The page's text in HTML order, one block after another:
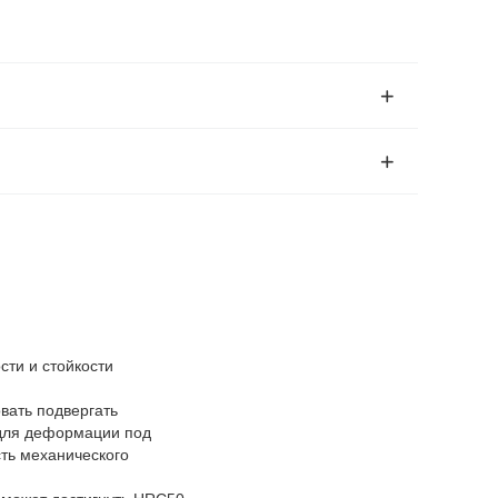
и стойкости
подвергать
деформации под
механического